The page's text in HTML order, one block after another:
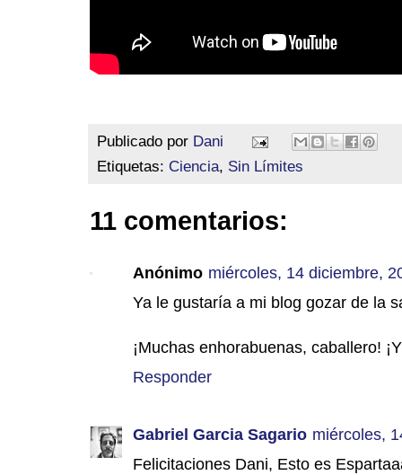
Publicado por Dani
Etiquetas: Ciencia, Sin Límites
11 comentarios:
Anónimo miércoles, 14 diciembre,
Ya le gustaría a mi blog gozar de la
¡Muchas enhorabuenas, caballero!
Responder
Gabriel Garcia Sagario miércoles,
Felicitaciones Dani, Esto es